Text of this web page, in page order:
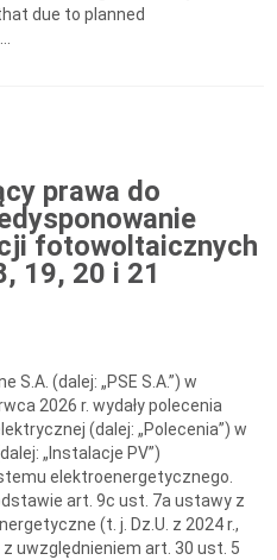
due to planned
prawa do
fotowoltaicznych
19, 20 i 21
(dalej: „PSE S.A.”) w
2026 r. wydały polecenia
(dalej: „Polecenia”) w
„Instalacje PV”)
elektroenergetycznego.
art. 9c ust. 7a ustawy z
(t. j. Dz.U. z 2024 r.,
z uwzględnieniem art. 30 ust. 5